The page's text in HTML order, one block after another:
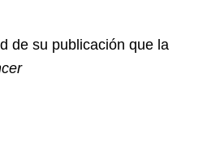
de su publicación que la